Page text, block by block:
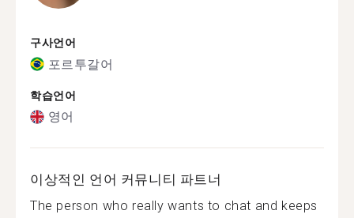
구사언어
포르투갈어
학습언어
영어
이상적인 언어 커뮤니티 파트너
The person who really wants to chat and keeps